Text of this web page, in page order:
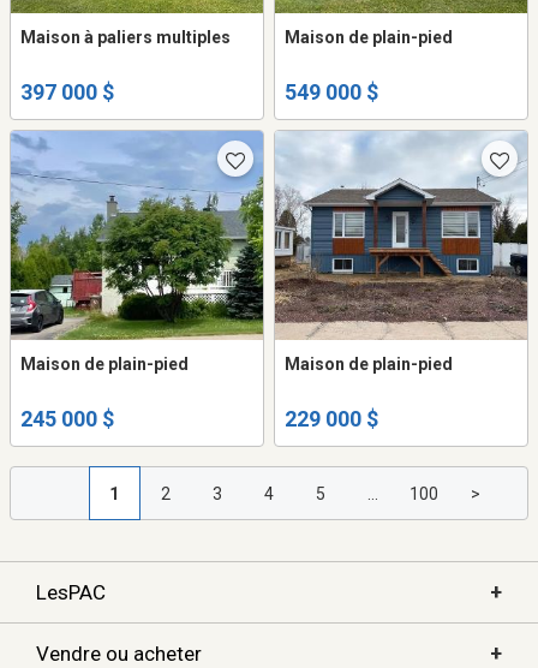
Maison à paliers multiples
397 000 $
Maison de plain-pied
549 000 $
Maison de plain-pied
245 000 $
Maison de plain-pied
229 000 $
1 2 3 4 5 100 >
LesPAC +
Vendre ou acheter +